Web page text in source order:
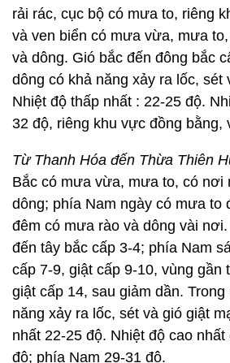
rải rác, cục bộ có mưa to, riêng
và ven biển có mưa vừa, mưa
và dông. Gió bắc đến đông bắc
dông có khả năng xảy ra lốc, sét
Nhiệt độ thấp nhất : 22-25 độ.
32 độ, riêng khu vực đồng bằng,
Từ Thanh Hóa đến Thừa Thiên
Bắc có mưa vừa, mưa to, có nơi
dông; phía Nam ngày có mưa to
đêm có mưa rào và dông vài
đến tây bắc cấp 3-4; phía Nam
cấp 7-9, giật cấp 9-10, vùng gần
giật cấp 14, sau giảm dần.
năng xảy ra lốc, sét và gió giật
nhất 22-25 độ. Nhiệt độ cao
độ; phía Nam 29-31 độ.